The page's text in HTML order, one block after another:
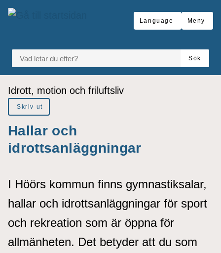
Gå till innehåll
till sidomeny
Language Meny
VAD LETAR DU EFTER?
Sök
Du är här:
Idrott, motion och friluftsliv
Skriv ut
Hallar och
idrottsanläggningar
I Höörs kommun finns gymnastiksalar,
hallar och idrottsanläggningar för sport
och rekreation som är öppna för
allmänheten. Det betyder att du som